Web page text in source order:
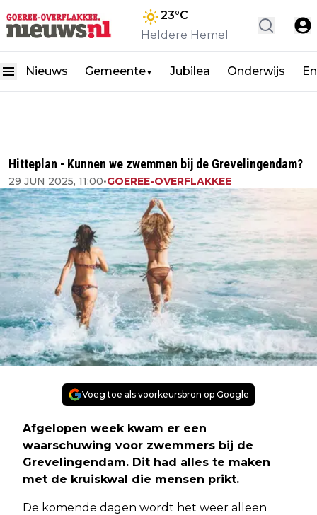
23°C
Heldere Hemel
Nieuws Gemeente▼ Jubilea Onderwijs
Hitteplan - Kunnen we zwemmen bij de Grevelingendam?
29 JUN 2025, 11:00•GOEREE-OVERFLAKKEE
Voeg toe als voorkeursbron op Google
Afgelopen week kwam er een
waarschuwing voor zwemmers bij de
Grevelingendam. Dit had alles te maken
met de kruiskwal die mensen prikt.
De komende dagen wordt het weer alleen